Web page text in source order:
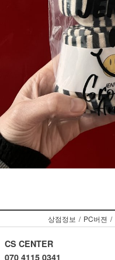
상점정보 / PC버젼 /
CS CENTER
070 4115 0341